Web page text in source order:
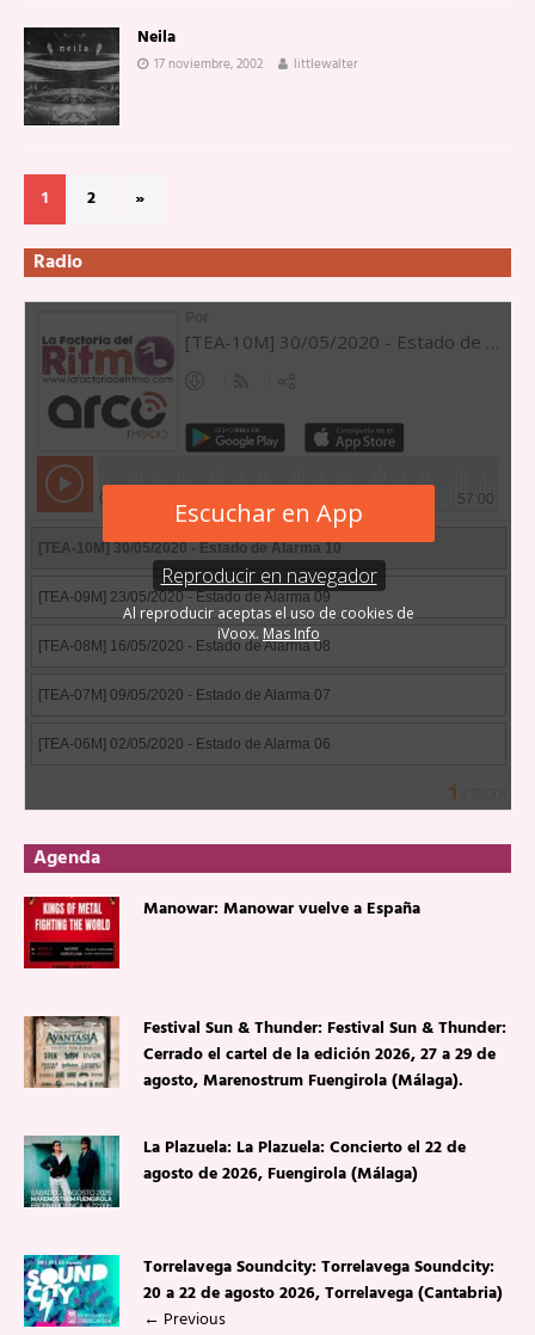
Neila
17 noviembre, 2002 littlewalter
1 2 »
Radio
Agenda
Manowar: Manowar vuelve a España
Festival Sun & Thunder: Festival Sun & Thunder:
Cerrado el cartel de la edición 2026, 27 a 29 de
agosto, Marenostrum Fuengirola (Málaga).
La Plazuela: La Plazuela: Concierto el 22 de
agosto de 2026, Fuengirola (Málaga)
Torrelavega Soundcity: Torrelavega Soundcity:
20 a 22 de agosto 2026, Torrelavega (Cantabria)
← Previous